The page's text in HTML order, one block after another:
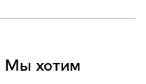
Мы хотим